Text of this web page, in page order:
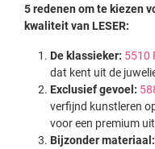
5 redenen om te kiezen
kwaliteit van LESER:
De klassieker: 5510
dat kent uit de
Exclusief gevoel:
verfijnd kunstleren
voor een premium
Bijzonder materiaal: